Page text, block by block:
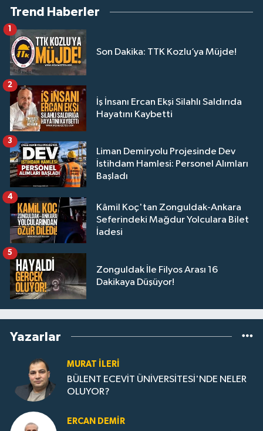
Trend Haberler
Son Dakika: TTK Kozlu’ya Müjde!
1
İş İnsanı Ercan Ekşi Silahlı Saldırıda
Hayatını Kaybetti
2
Liman Demiryolu Projesinde Dev
İstihdam Hamlesi: Personel Alımları
Başladı
3
Kâmil Koç'tan Zonguldak-Ankara
Seferindeki Mağdur Yolculara Bilet
İadesi
4
Zonguldak İle Filyos Arası 16
Dakikaya Düşüyor!
5
Yazarlar
MURAT İLERI
BÜLENT ECEVİT ÜNİVERSİTESİ'NDE NELER
OLUYOR?
ERCAN DEMIR